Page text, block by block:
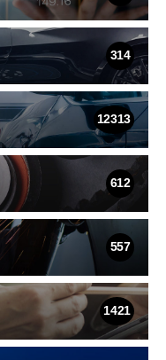
314
12313
612
557
1421